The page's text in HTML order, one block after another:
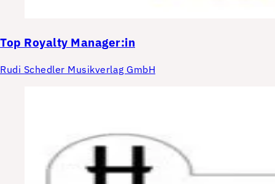
Top Royalty Manager:in
Rudi Schedler Musikverlag GmbH